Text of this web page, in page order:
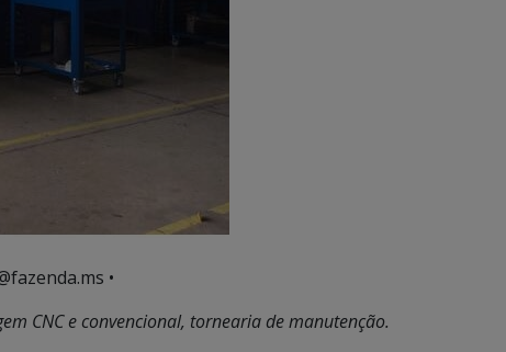
•
CNC e convencional, tornearia de manutenção.